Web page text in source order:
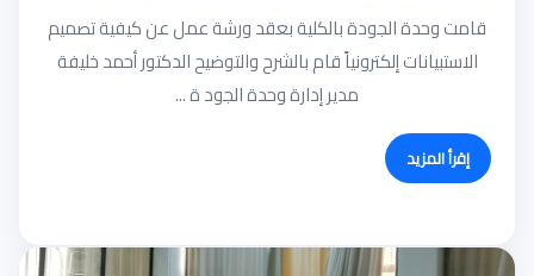
قامت وحدة الجودة بالكلية بعقد ورشة عمل عن كيفية تصميم
الاستبيانات إلكترونياً قام بالشرح والتوضيح الدكتور أحمد خليفة
مدير إدارة وحدة الجود ة ...
إقرأ المزيد